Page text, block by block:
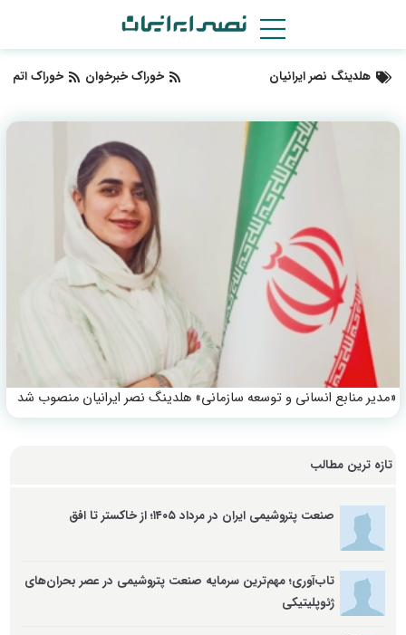
به
محتوا
تازه ترین مطالب
صنعت پتروشیمی ایران در مرداد ۱۴۰۵؛ از خاکستر تا افق
تاب‌آوری؛ مهم‌ترین سرمایه صنعت پتروشیمی در عصر بحران‌های
ژئوپلیتیکی
هلدینگ نصر ایرانیان خوراک خبرخوان خوراک اتم
«مدیر منابع انسانی و توسعه سازمانی» هلدینگ نصر ایرانیان منصوب شد